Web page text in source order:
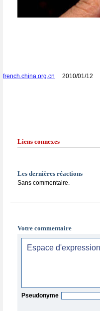
french.china.org.cn 2010/01/12
Liens connexes
Les dernières réactions
Sans commentaire.
Votre commentaire
Pseudonyme